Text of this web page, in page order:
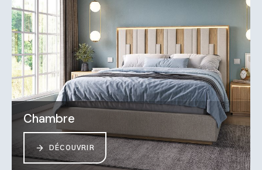
Chambre
DÉCOUVRIR